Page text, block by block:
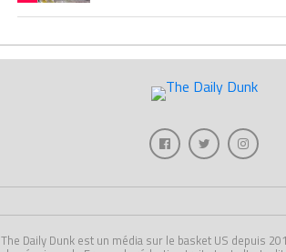
The Daily Dunk est un média sur le basket US depuis